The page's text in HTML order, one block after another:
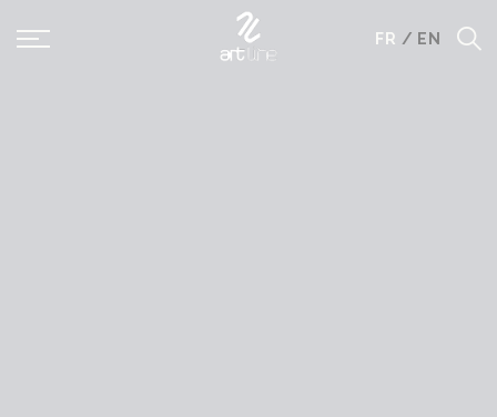
FR / EN
Panneau de gestion des cookies